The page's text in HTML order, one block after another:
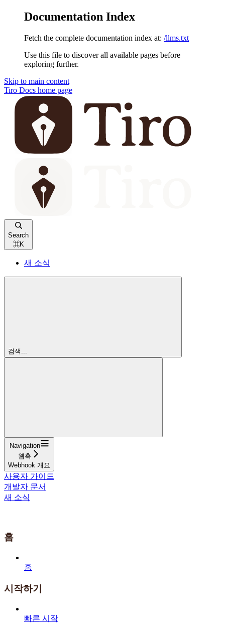
Documentation Index
Fetch the complete documentation index at: /llms.txt
Use this file to discover all available pages before
exploring further.
Skip to main content
Tiro Docs home page
Search
⌘K
새 소식
검색...
Navigation
웹훅
Webhook 개요
사용자 가이드
개발자 문서
새 소식
홈
홈
시작하기
빠른 시작